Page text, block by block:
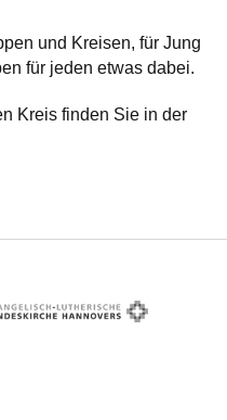
und Kreisen, für Jung
für jeden etwas dabei.
Kreis finden Sie in der